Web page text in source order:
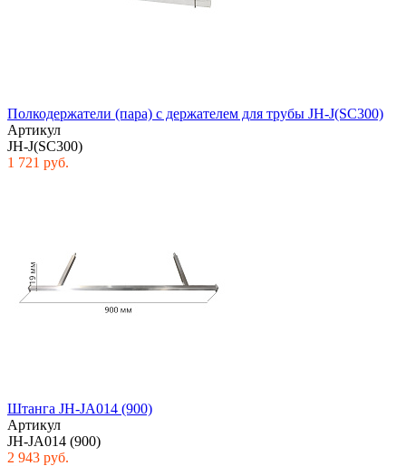
Полкодержатели (пара) с держателем для трубы JH-J(SC300)
Артикул
JH-J(SC300)
1 721 руб.
Штанга JH-JA014 (900)
Артикул
JH-JA014 (900)
2 943 руб.